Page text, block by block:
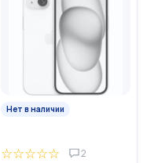
Нет в наличии
☆☆☆☆☆ 2